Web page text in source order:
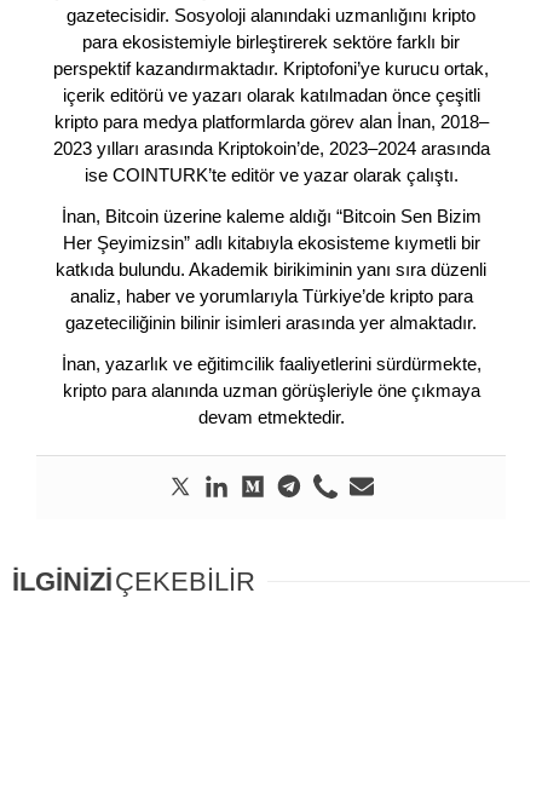
gazetecisidir. Sosyoloji alanındaki uzmanlığını kripto
para ekosistemiyle birleştirerek sektöre farklı bir
perspektif kazandırmaktadır. Kriptofoni’ye kurucu ortak,
içerik editörü ve yazarı olarak katılmadan önce çeşitli
kripto para medya platformlarda görev alan İnan, 2018–
2023 yılları arasında Kriptokoin’de, 2023–2024 arasında
ise COINTURK’te editör ve yazar olarak çalıştı.
İnan, Bitcoin üzerine kaleme aldığı “Bitcoin Sen Bizim
Her Şeyimizsin” adlı kitabıyla ekosisteme kıymetli bir
katkıda bulundu. Akademik birikiminin yanı sıra düzenli
analiz, haber ve yorumlarıyla Türkiye’de kripto para
gazeteciliğinin bilinir isimleri arasında yer almaktadır.
İnan, yazarlık ve eğitimcilik faaliyetlerini sürdürmekte,
kripto para alanında uzman görüşleriyle öne çıkmaya
devam etmektedir.
İLGİNİZİÇEKEBİLİR